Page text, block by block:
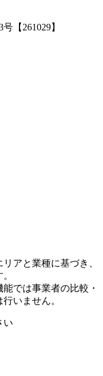
【261029】
アと業種に基づき、
では事業者の比較・
いません。
い